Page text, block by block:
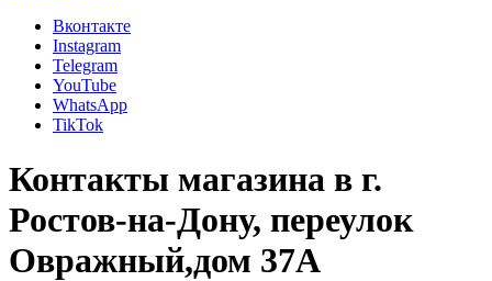
Вконтакте
Instagram
Telegram
YouTube
WhatsApp
TikTok
Контакты магазина в г.
Ростов-на-Дону, переулок
Овражный,дом 37А